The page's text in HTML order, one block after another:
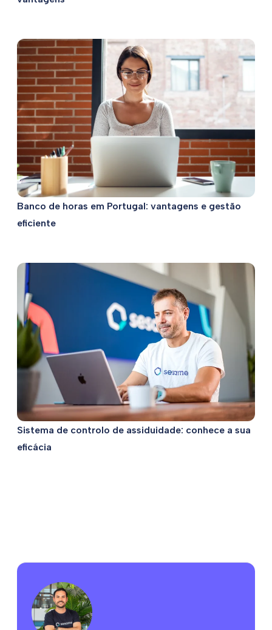
Banco de horas em Portugal: vantagens e gestão
eficiente
Sistema de controlo de assiduidade: conhece a sua
eficácia